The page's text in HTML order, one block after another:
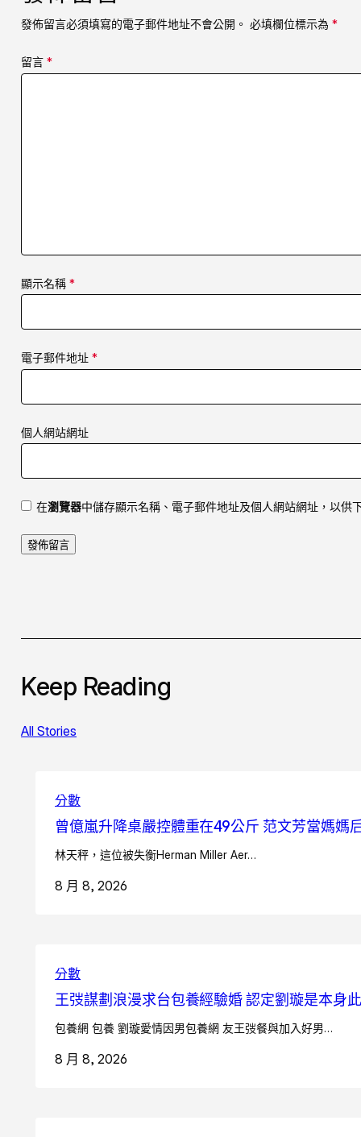
發佈留言必須填寫的電子郵件地址不會公開。 必填欄位標示為 *
留言 *
顯示名稱 *
電子郵件地址 *
個人網站網址
在瀏覽器中儲存顯示名稱、電子郵件地址及個人網站網址，以供
Keep Reading
All Stories
分數
曾億嵐升降桌嚴控體重在49公斤 范文芳當媽媽
林天秤，這位被失衡Herman Miller Aer…
8 月 8, 2026
分數
王弢謀劃浪漫求台包養經驗婚 認定劉璇是本身
包養網 包養 劉璇愛情因男包養網 友王弢餐與加入好男…
8 月 8, 2026